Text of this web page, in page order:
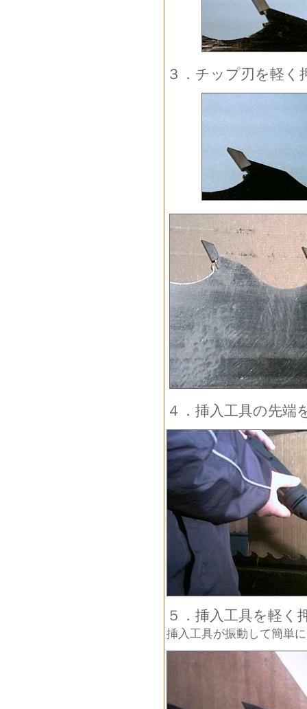
３．チップ刃を軽く
４．挿入工具の先端
５．挿入工具を軽く
挿入工具が振動して簡単